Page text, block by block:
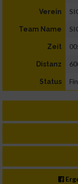
Verein
Team Name
Zeit
Distanz
Status